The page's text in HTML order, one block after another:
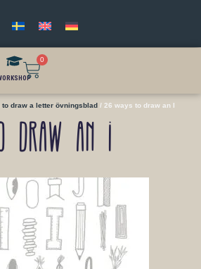
0
to draw a letter övningsblad / 26 ways to draw an I
draw an I